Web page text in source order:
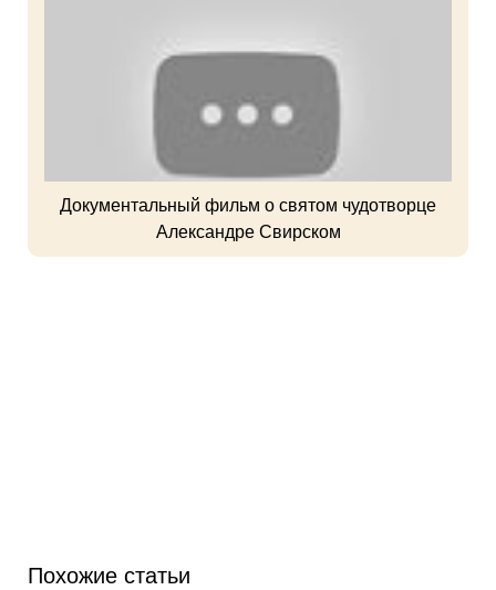
Документальный фильм о святом чудотворце
Александре Свирском
Похожие статьи